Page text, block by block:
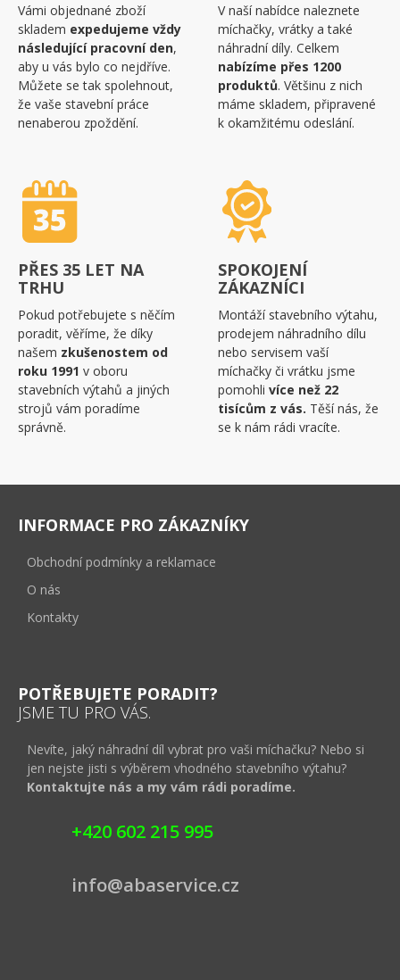
Vámi objednané zboží
skladem expedujeme vždy
následující pracovní den,
aby u vás bylo co nejdříve.
Můžete se tak spolehnout,
že vaše stavební práce
nenaberou zpoždění.
V naší nabídce naleznete
míchačky, vrátky a také
náhradní díly. Celkem
nabízíme přes 1200
produktů. Většinu z nich
máme skladem, připravené
k okamžitému odeslání.
PŘES 35 LET NA
TRHU
Pokud potřebujete s něčím
poradit, věříme, že díky
našem zkušenostem od
roku 1991 v oboru
stavebních výtahů a jiných
strojů vám poradíme
správně.
SPOKOJENÍ
ZÁKAZNÍCI
Montáží stavebního výtahu,
prodejem náhradního dílu
nebo servisem vaší
míchačky či vrátku jsme
pomohli více než 22
tisícům z vás. Těší nás, že
se k nám rádi vracíte.
INFORMACE PRO ZÁKAZNÍKY
Obchodní podmínky a reklamace
O nás
Kontakty
POTŘEBUJETE PORADIT?
JSME TU PRO VÁS.
Nevíte, jaký náhradní díl vybrat pro vaši míchačku? Nebo si
jen nejste jisti s výběrem vhodného stavebního výtahu?
Kontaktujte nás a my vám rádi poradíme.
+420 602 215 995
info@abaservice.cz